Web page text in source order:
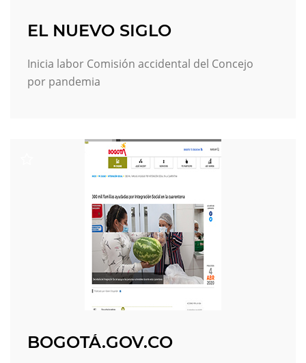
EL NUEVO SIGLO
Inicia labor Comisión accidental del Concejo
por pandemia
BOGOTÁ.GOV.CO